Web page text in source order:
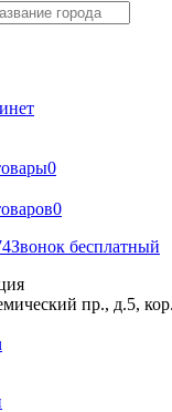
0
0
Звонок бесплатный
пр., д.5,